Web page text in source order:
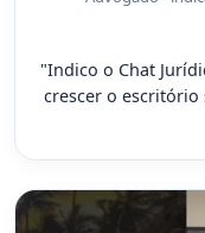
"Indico o Chat
crescer o escritório